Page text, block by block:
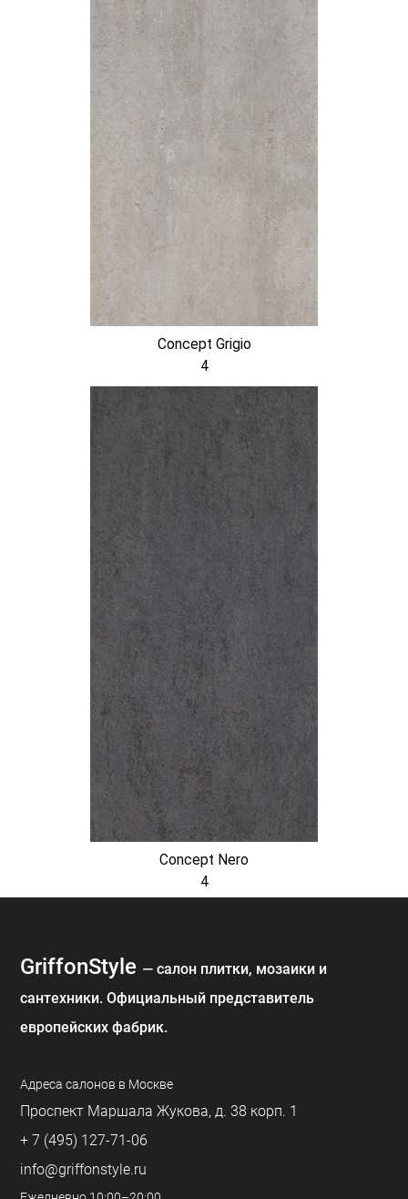
Concept Grigio
4
Concept Nero
4
GriffonStyle — cалон плитки, мозаики и
сантехники. Официальный представитель
европейских фабрик.
Адреса салонов в Москве
Проспект Маршала Жукова, д. 38 корп. 1
+ 7 (495) 127-71-06
info@griffonstyle.ru